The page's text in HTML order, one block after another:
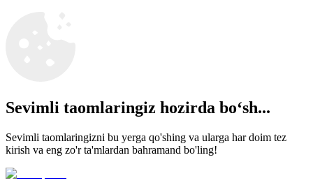
Sevimli taomlaringiz hozirda boʻsh...
Sevimli taomlaringizni bu yerga qo'shing va ularga har doim tez
kirish va eng zo'r ta'mlardan bahramand bo'ling!